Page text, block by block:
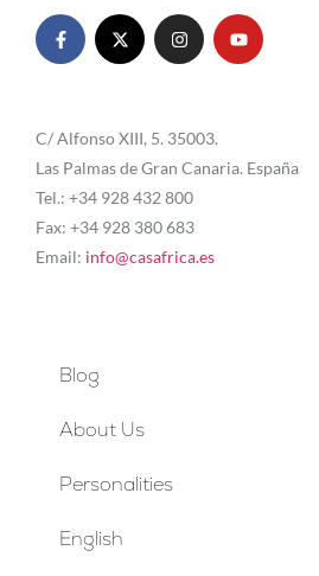
C/ Alfonso XIII, 5. 35003.
Las Palmas de Gran Canaria. España
Tel.: +34 928 432 800
Fax: +34 928 380 683
Email: info@casafrica.es
Blog
About Us
Personalities
English